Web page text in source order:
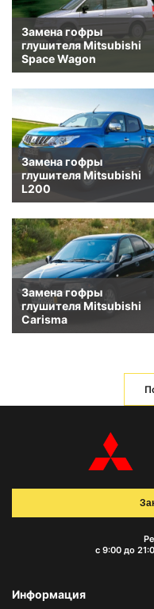
Замена гофры
глушителя Mitsubishi
Space Wagon
Замена гофры
глушителя Mitsubishi
L200
Замена гофры
глушителя Mitsubishi
Carisma
с 9:00 до
Информация